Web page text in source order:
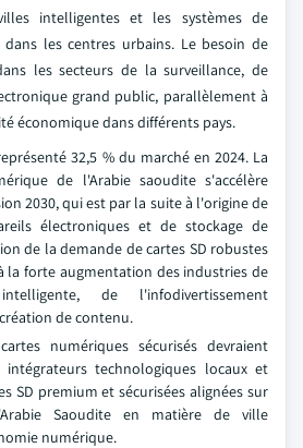
intelligentes et les systèmes de
les centres urbains. Le besoin de
les secteurs de la surveillance, de
grand public, parallèlement à
économique dans différents pays.
32,5 % du marché en 2024. La
de l'Arabie saoudite s'accélère
2030, qui est par la suite à l'origine de
électroniques et de stockage de
de la demande de cartes SD robustes
la forte augmentation des industries de
de l'infodivertissement
de contenu.
numériques sécurisés devraient
technologiques locaux et
SD premium et sécurisées alignées sur
Saoudite en matière de ville
numérique.